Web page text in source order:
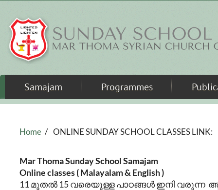
Samajam Programmes
Home / ONLINE SUNDAY SCHOOL CLASSES LINK:
Mar Thoma Sunday School Samajam
Online classes ( Malayalam & English )
11 മുതൽ 15 വരെയുള്ള പാഠങ്ങൾ ഇനി വരുന്ന